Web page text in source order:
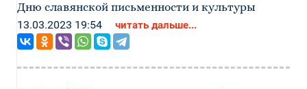
Дню славянской письменности и культуры
13.03.2023 19:54 читать дальше...